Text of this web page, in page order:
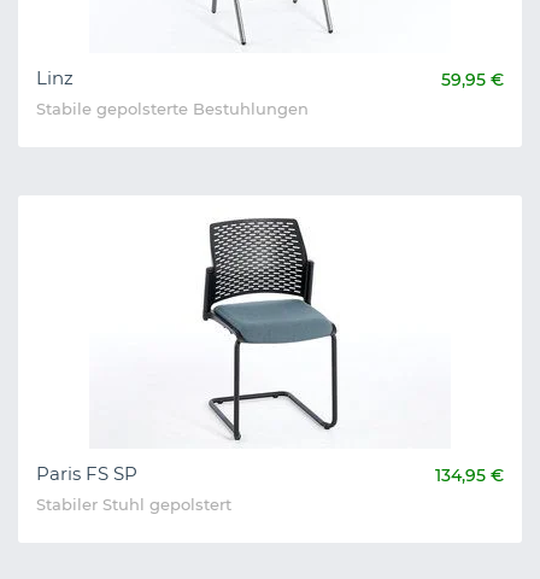
Linz 59,95 €
Stabile gepolsterte Bestuhlungen
Paris FS SP 134,95 €
Stabiler Stuhl gepolstert